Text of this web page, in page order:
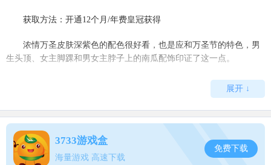
获取方法：开通12个月/年费皇冠获得
浓情万圣皮肤深紫色的配色很好看，也是应和万圣节的特色，男
生头顶、女主脚踝和男女主脖子上的南瓜配饰印证了这一点。
上线时间也正好是万圣节当天，喜欢的小伙伴可以考虑一下。
以上就是小编为大家带来的QQ飞车手游浓情万圣套装获取攻略，
那么玩家们在玩游戏时如果还有遇到什么不清楚的问题，来apk8安卓
网转转说不定就有答案了。
展开 ↓
3733游戏盒
海量游戏 高速下载
免费下载